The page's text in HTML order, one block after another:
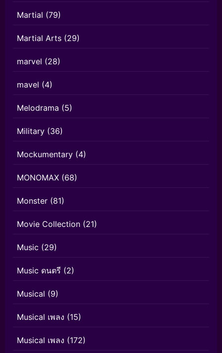
Martial (79)
Martial Arts (29)
marvel (28)
mavel (4)
Melodrama (5)
Military (36)
Mockumentary (4)
MONOMAX (68)
Monster (81)
Movie Collection (21)
Music (29)
Music ดนตรี (2)
Musical (9)
Musical เพลง (15)
Musical เพลง (172)